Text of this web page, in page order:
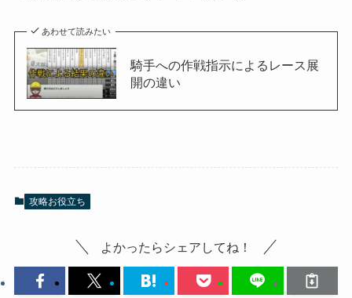
あわせて読みたい
騎手への作戦指示によるレース展
開の違い
攻略お役立ち
よかったらシェアしてね！